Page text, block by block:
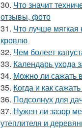
30. Что значит
отзывы, фото
31. Что лучше
кровлю
32. Чем болеет
33. Календарь ухода
34. Можно ли сажать
35. Когда и как
36. Подсолнух для
37. Нужен ли зазор
утеплителя и